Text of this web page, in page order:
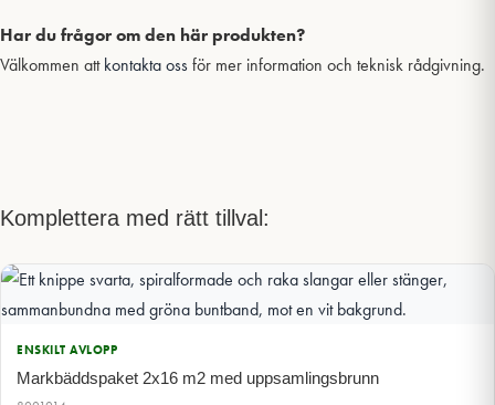
Har du frågor om den här produkten?
Välkommen attkontakta ossför mer information och teknisk rådgivning.
Komplettera med rätt tillval:
ENSKILT AVLOPP
Markbäddspaket 2x16 m2 med uppsamlingsbrunn